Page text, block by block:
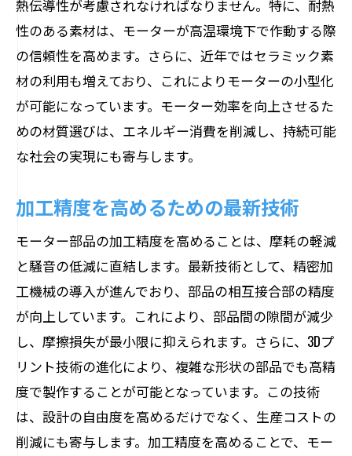
熱伝導性が考慮されなければなりません。特に、耐熱
性のある素材は、モーターが高温環境下で作動する際
の信頼性を高めます。さらに、近年ではセラミック素
材の利用も増えており、これによりモーターの小型化
が可能になっています。モーター効率を向上させるた
めの材質選びは、エネルギー消費を削減し、持続可能
な社会の実現にも寄与します。
加工精度を高めるための最新技術
モーター部品の加工精度を高めることは、摩耗の軽減
と騒音の低減に直結します。最新技術として、精密加
工機械の導入が進んでおり、部品の相互接合部の精度
が向上しています。これにより、部品間の隙間が減少
し、摩擦損失が最小限に抑えられます。さらに、3Dプ
リント技術の進化により、複雑な形状の部品でも高精
度で製作することが可能となっています。この技術
は、設計の自由度を高めるだけでなく、生産コストの
削減にも寄与します。加工精度を高めることで、モー